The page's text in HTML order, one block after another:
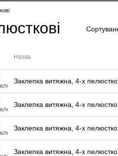
Назва
Заклепка витяжна, 4-х
Заклепка витяжна, 4-х
Заклепка витяжна, 4-х
Заклепка витяжна, 4-х